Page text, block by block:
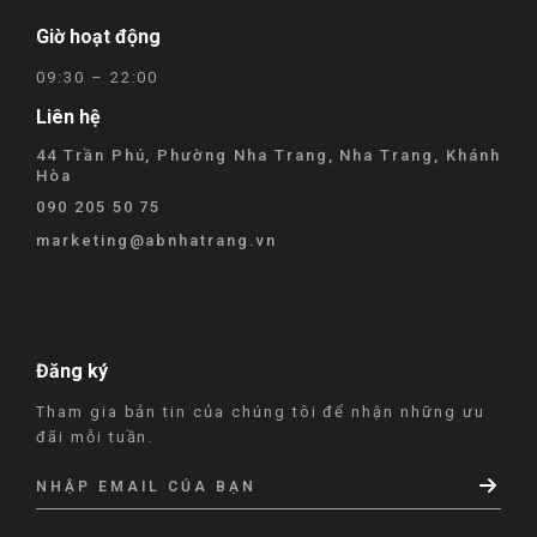
Giờ hoạt động
09:30 – 22:00
Liên hệ
44 Trần Phú, Phường Nha Trang, Nha Trang, Khánh
Hòa
090 205 50 75
marketing@abnhatrang.vn
Đăng ký
Tham gia bản tin của chúng tôi để nhận những ưu
đãi mỗi tuần.